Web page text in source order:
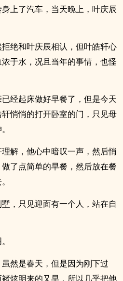
上了汽车，当天晚上，叶庆辰
绝和叶庆辰相认，但叶皓轩心
于水，况且当年的事情，也怪
经起床做好早餐了，但是今天
悄悄的打开卧室的门，只见母
解，他心中暗叹一声，然后悄
了点简单的早餐，然后放在餐
，只见迎面有一个人，站在自
然是春天，但是因为刚下过
炫明来的又早，所以几乎把他